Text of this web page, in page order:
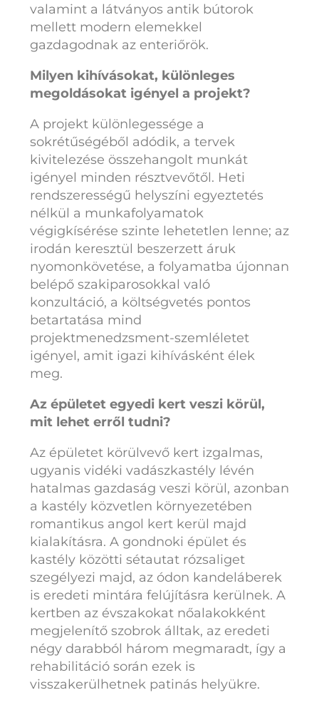
valamint a látványos antik bútorok
mellett modern elemekkel
gazdagodnak az enteriőrök.
Milyen kihívásokat, különleges
megoldásokat igényel a projekt?
A projekt különlegessége a
sokrétűségéből adódik, a tervek
kivitelezése összehangolt munkát
igényel minden résztvevőtől. Heti
rendszerességű helyszíni egyeztetés
nélkül a munkafolyamatok
végigkísérése szinte lehetetlen lenne; az
irodán keresztül beszerzett áruk
nyomonkövetése, a folyamatba újonnan
belépő szakiparosokkal való
konzultáció, a költségvetés pontos
betartatása mind
projektmenedzsment-szemléletet
igényel, amit igazi kihívásként élek
meg.
Az épületet egyedi kert veszi körül,
mit lehet erről tudni?
Az épületet körülvevő kert izgalmas,
ugyanis vidéki vadászkastély lévén
hatalmas gazdaság veszi körül, azonban
a kastély közvetlen környezetében
romantikus angol kert kerül majd
kialakításra. A gondnoki épület és
kastély közötti sétautat rózsaliget
szegélyezi majd, az ódon kandeláberek
is eredeti mintára felújításra kerülnek. A
kertben az évszakokat nőalakokként
megjelenítő szobrok álltak, az eredeti
négy darabból három megmaradt, így a
rehabilitáció során ezek is
visszakerülhetnek patinás helyükre.